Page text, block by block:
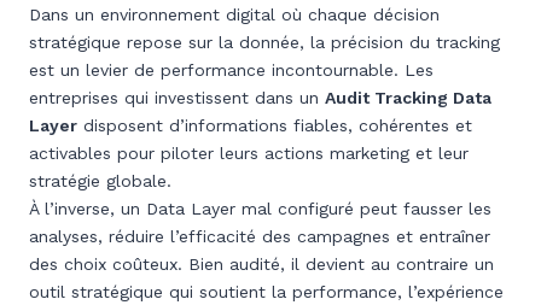
Dans un environnement digital où chaque décision
stratégique repose sur la donnée, la précision du tracking
est un levier de performance incontournable. Les
entreprises qui investissent dans un Audit Tracking Data
Layer disposent d’informations fiables, cohérentes et
activables pour piloter leurs actions marketing et leur
stratégie globale.
À l’inverse, un Data Layer mal configuré peut fausser les
analyses, réduire l’efficacité des campagnes et entraîner
des choix coûteux. Bien audité, il devient au contraire un
outil stratégique qui soutient la performance, l’expérience